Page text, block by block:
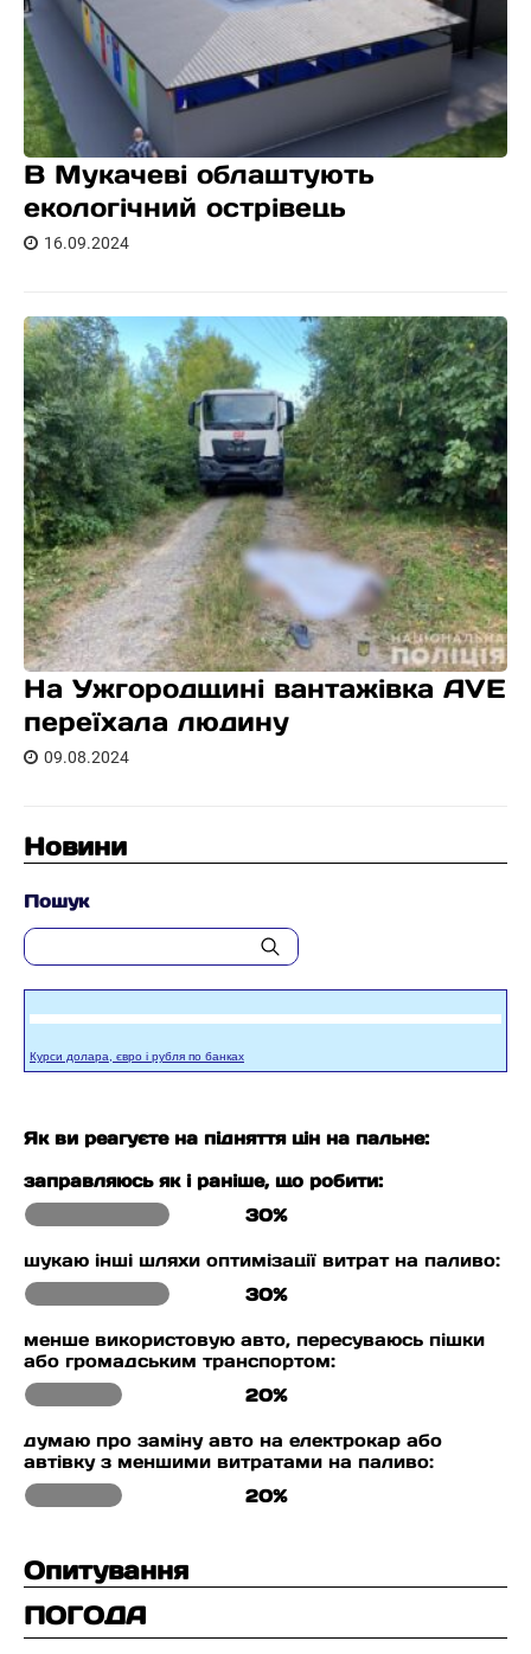
В Мукачеві облаштують
екологічний острівець
16.09.2024
На Ужгородщині вантажівка AVE
переїхала людину
09.08.2024
Новини
Пошук
Курси долара, євро і рубля по банках
Як ви реагуєте на підняття цін на пальне:
заправляюсь як і раніше, що робити:
30%
шукаю інші шляхи оптимізації витрат на паливо:
30%
менше використовую авто, пересуваюсь пішки
або громадським транспортом:
20%
думаю про заміну авто на електрокар або
автівку з меншими витратами на паливо:
20%
Опитування
ПОГОДА